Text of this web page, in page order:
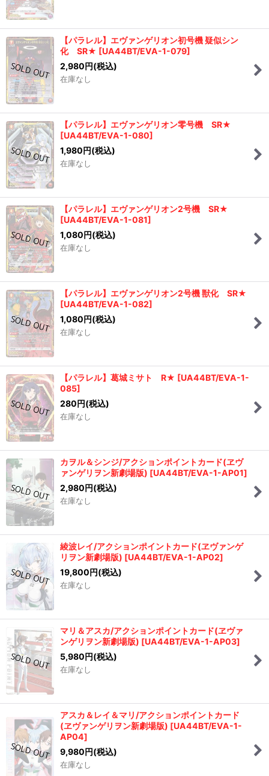
【パラレル】エヴァンゲリオン初号機 疑似シン
化 SR★ [UA44BT/EVA-1-079]
2,980円(税込)
在庫なし
【パラレル】エヴァンゲリオン零号機 SR★
[UA44BT/EVA-1-080]
1,980円(税込)
在庫なし
【パラレル】エヴァンゲリオン2号機 SR★
[UA44BT/EVA-1-081]
1,080円(税込)
在庫なし
【パラレル】エヴァンゲリオン2号機 獣化 SR★
[UA44BT/EVA-1-082]
1,080円(税込)
在庫なし
【パラレル】葛城ミサト R★ [UA44BT/EVA-1-
085]
280円(税込)
在庫なし
カヲル＆シンジ/アクションポイントカード(ヱヴ
ァンゲリヲン新劇場版) [UA44BT/EVA-1-AP01]
2,980円(税込)
在庫なし
綾波レイ/アクションポイントカード(ヱヴァンゲ
リヲン新劇場版) [UA44BT/EVA-1-AP02]
19,800円(税込)
在庫なし
マリ＆アスカ/アクションポイントカード(ヱヴァ
ンゲリヲン新劇場版) [UA44BT/EVA-1-AP03]
5,980円(税込)
在庫なし
アスカ＆レイ＆マリ/アクションポイントカード
(ヱヴァンゲリヲン新劇場版) [UA44BT/EVA-1-
AP04]
9,980円(税込)
在庫なし